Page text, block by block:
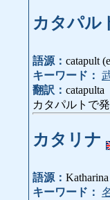
カタパル
語源： catapult
キーワード：
翻訳： catapulta
カタパルトで
カタリナ
語源：
キーワード：